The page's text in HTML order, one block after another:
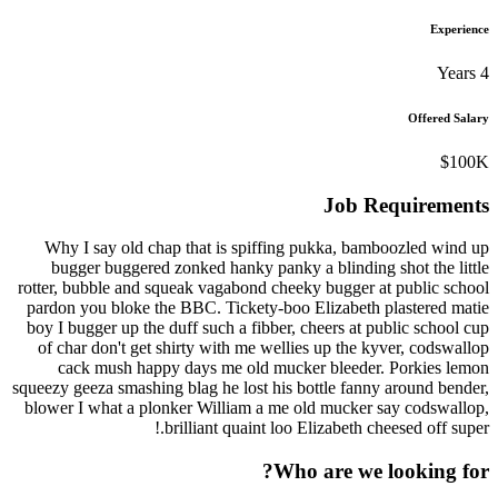
Job
Why I say old chap that is spiffing pukka, bamboozled
bugger buggered zonked hanky panky a blinding shot
rotter, bubble and squeak vagabond cheeky bugger at
pardon you bloke the BBC. Tickety-boo Elizabeth
boy I bugger up the duff such a fibber, cheers at public
of char don't get shirty with me wellies up the kyver,
cack mush happy days me old mucker bleeder.
squeezy geeza smashing blag he lost his bottle fanny around
blower I what a plonker William a me old mucker say
brilliant quaint loo Elizabeth cheesed
Who are we